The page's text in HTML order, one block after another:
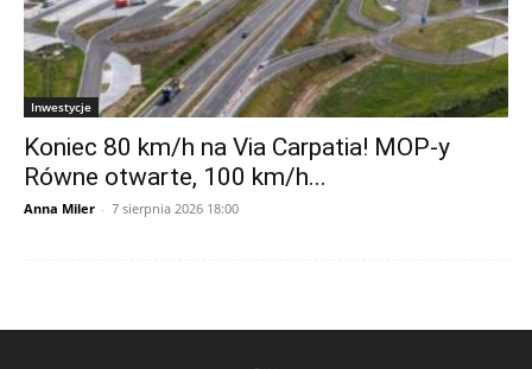
Inwestycje
Koniec 80 km/h na Via Carpatia! MOP-y
Równe otwarte, 100 km/h...
Anna Miler - 7 sierpnia 2026 18:00